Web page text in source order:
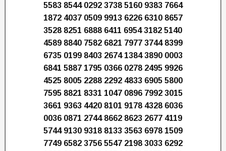
5583 8544 0292 3738 5160 9383 7664
1872 4037 0509 9913 6226 6310 8657
3528 8251 6888 6411 6954 3182 5140
4589 8840 7582 6821 7977 3744 8399
6735 0199 8403 2674 1384 3890 0003
6841 5887 1795 0366 0278 2495 9926
4525 8005 2288 2292 4833 6905 5800
7595 8821 8331 1047 0896 7992 3015
3661 9363 4420 8101 9178 4328 6036
0036 0871 2744 8662 8623 2677 4119
5744 9130 9318 8133 3563 6978 1509
7749 6582 3756 5547 2198 3033 6292